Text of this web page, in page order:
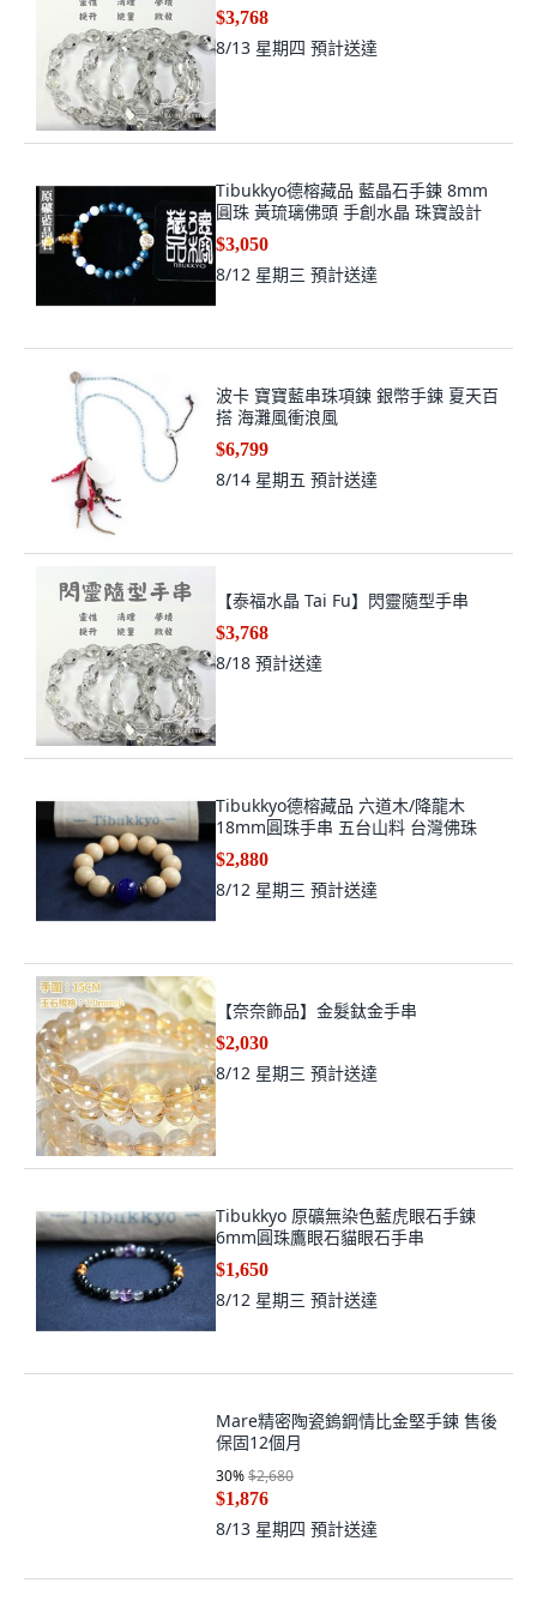
$3,768
8/13 星期四 預計送達
Tibukkyo德榕藏品 藍晶石手鍊 8mm
圓珠 黃琉璃佛頭 手創水晶 珠寶設計
$3,050
8/12 星期三 預計送達
波卡 寶寶藍串珠項鍊 銀幣手鍊 夏天百
搭 海灘風衝浪風
$6,799
8/14 星期五 預計送達
【泰福水晶 Tai Fu】閃靈隨型手串
$3,768
8/18 預計送達
Tibukkyo德榕藏品 六道木/降龍木
18mm圓珠手串 五台山料 台灣佛珠
$2,880
8/12 星期三 預計送達
【奈奈飾品】金髮鈦金手串
$2,030
8/12 星期三 預計送達
Tibukkyo 原礦無染色藍虎眼石手鍊
6mm圓珠鷹眼石貓眼石手串
$1,650
8/12 星期三 預計送達
Mare精密陶瓷鎢鋼情比金堅手鍊 售後
保固12個月
30%$2,680
$1,876
8/13 星期四 預計送達